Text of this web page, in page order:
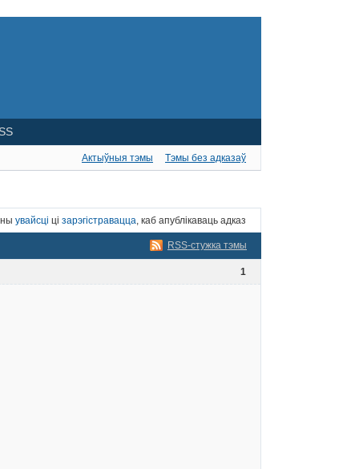
Актыўныя тэмы Тэмы без адказаў
увайсці ці зарэгістравацца , каб апублікаваць адказ
RSS-стужка тэмы
1